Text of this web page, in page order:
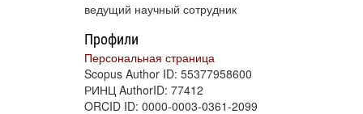
ведущий научный сотрудник
Профили
Персональная страница
Scopus Author ID: 55377958600
РИНЦ AuthorID: 77412
ORCID ID: 0000-0003-0361-2099